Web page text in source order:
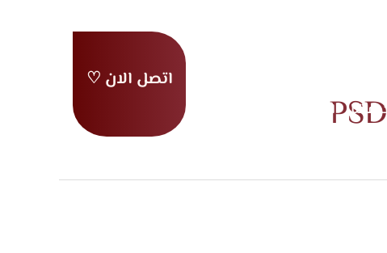
خدماتنا
اعمالنا
اتصل الان ♡